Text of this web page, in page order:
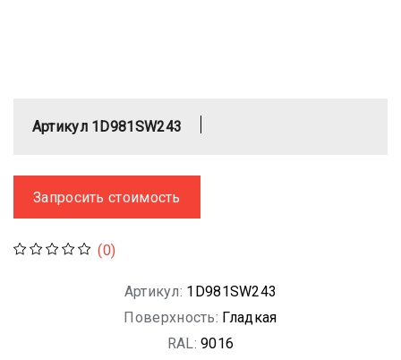
Артикул 1D981SW243
Запросить стоимость
(0)
Артикул: 1D981SW243
Поверхность: Гладкая
RAL: 9016